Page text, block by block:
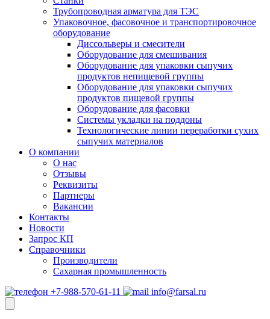
Трубопроводная арматура для ТЭС
Упаковочное, фасовочное и транспортировочное
оборудование
Диссольверы и смесители
Оборудование для смешивания
Оборудование для упаковки сыпучих
продуктов непищевой группы
Оборудование для упаковки сыпучих
продуктов пищевой группы
Оборудование для фасовки
Системы укладки на поддоны
Технологические линии переработки сухих
сыпучих материалов
О компании
О нас
Отзывы
Реквизиты
Партнеры
Вакансии
Контакты
Новости
Запрос КП
Справочники
Производители
Сахарная промышленность
+7-988-570-61-11
info@farsal.ru